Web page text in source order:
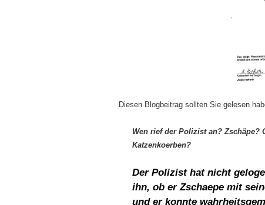
Diesen Blogbeitrag sollten Sie gelesen
Wen rief der Polizist an? Zschäpe?
Katzenkoerben?
Der Polizist hat nicht
ihn, ob er Zschaepe mit
und er konnte